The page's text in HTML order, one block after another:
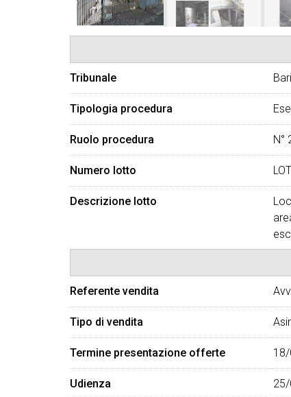
Tribunale Bari
Tipologia procedura
Ruolo procedura N°
Numero lotto
Descrizione lotto
Referente vendita
Tipo di vendita
Termine presentazione offerte
Udienza